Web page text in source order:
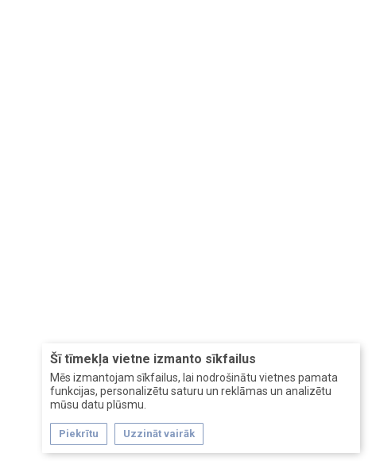
Šī tīmekļa vietne izmanto sīkfailus
Mēs izmantojam sīkfailus, lai nodrošinātu vietnes pamata
funkcijas, personalizētu saturu un reklāmas un analizētu
mūsu datu plūsmu.
Piekrītu Uzzināt vairāk